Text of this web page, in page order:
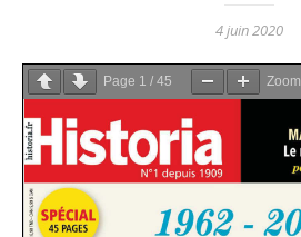
4 juin 2020
Page 1 / 45 Zoom